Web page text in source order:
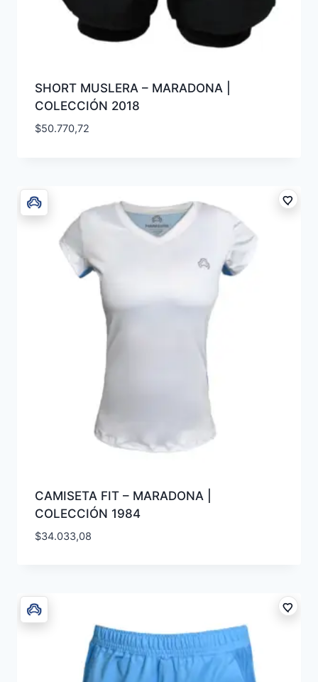
SHORT MUSLERA – MARADONA |
COLECCIÓN 2018
$50.770,72
CAMISETA FIT – MARADONA |
COLECCIÓN 1984
$34.033,08